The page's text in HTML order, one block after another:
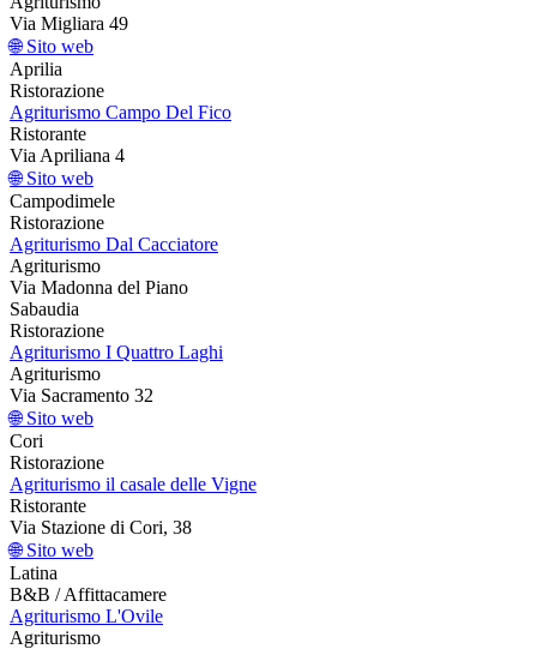
Via Migliara 49
🌐 Sito web
Aprilia
Ristorazione
Agriturismo Campo Del Fico
Ristorante
Via Apriliana 4
🌐 Sito web
Campodimele
Ristorazione
Agriturismo Dal Cacciatore
Agriturismo
Via Madonna del Piano
Sabaudia
Ristorazione
Agriturismo I Quattro Laghi
Agriturismo
Via Sacramento 32
🌐 Sito web
Cori
Ristorazione
Agriturismo il casale delle Vigne
Ristorante
Via Stazione di Cori, 38
🌐 Sito web
Latina
B&B / Affittacamere
Agriturismo L'Ovile
Agriturismo